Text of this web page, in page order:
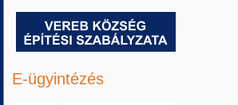
E-ügyintézés